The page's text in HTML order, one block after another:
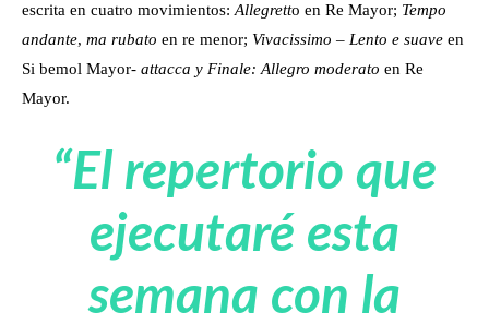
escrita en cuatro movimientos: Allegretto en Re Mayor; Tempo
andante, ma rubato en re menor; Vivacissimo – Lento e suave en
Si bemol Mayor- attacca y Finale: Allegro moderato en Re
Mayor.
“El repertorio que
ejecutaré esta
semana con la